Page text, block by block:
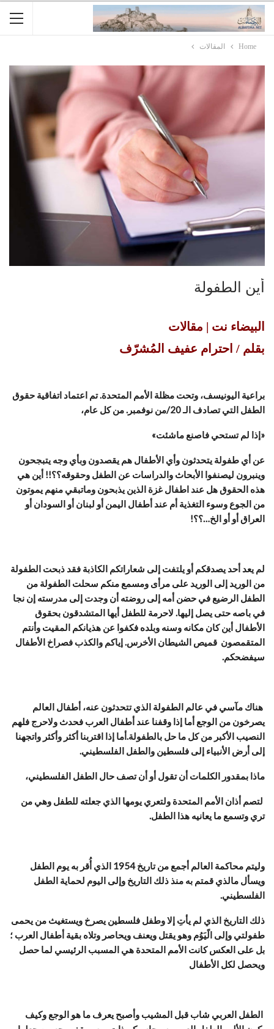
Home المقالات
أين الطفولة
البيضاء نت | مقالات
بقلم / احترام عفيف المُشرّف
براعية اليونيسف، وتحت مظلة الأمم المتحدة. تم اعتماد اتفاقية حقوق
الطفل التي تصادف الـ 20/من نوفمبر. من كل عام،
«إذا لم تستحي فاصنع ماشئت»
عن أي طفولة يتحدثون وأي الأطفال هم يقصدون وبأي وجه يتبجحون
وينبرون ليصنفوا الأبحاث والدراسات عن الطفل وحقوقه؟؟!! أين هي
هذه الحقوق هل عند اطفال غزة الذين يذبحون وماتبقي منهم يموتون
من الجوع وسوء التغذية أم عند أطفال اليمن أو لبنان أو السودان أو
العراق أو أو الخ…؟؟!
لم يعد أحد يصدقكم أو يلتفت إلى شعاراتكم الكاذبة فقد ذبحت الطفولة
من الوريد إلى الوريد على مرأى ومسمع منكم سحلت الطفولة من
الطفل الرضيع في حضن أمه إلى روضته أن وجدت إلى مدرسته إن نجا
في باصه حتى يصل إليها. لاحرمة للطفل أيها المتشدقون بحقوق
الأطفال أين كان مكانه وسنه وبلده فكفوا عن هذيانكم المقيت وأنتم
المتقمصون قميص الشيطان الأخرس. إياكم والكذب فصراخ الأطفال
سيفضحكم.
هناك مآسي في عالم الطفولة الذي تتحدثون عنه، أطفال العالم
يصرخون من الوجع أما إذا وقفنا عند أطفال العرب فحدث ولاحرج فلهم
النصيب الأكبر من كل ما حل بالطفولة.أما إذا اقتربنا أكثر وأكثر واتجهنا
إلى أرض الأنبياء إلى فلسطين والطفل الفلسطيني.
ماذا بمقدور الكلمات أن تقول أو أن تصف حال الطفل الفلسطيني،
لتصم أذان الأمم المتحدة ولتعري يومها الذي جعلته للطفل وهي من
تري وتسمع ما يعانيه هذا الطفل.
وليتم محاكمة العالم أجمع من تاريخ 1954 الذي أُقر به يوم الطفل
ويسأل مالذي قمتم به منذ ذلك التاريخ وإلى اليوم لحماية الطفل
الفلسطيني.
ذلك التاريخ الذي لم يأتِ إلا وطفل فلسطين يصرخ ويستغيث من يحمى
طفولتي وإلى الًيَوُم وهو يقتل ويعنف ويحاصر وتلاه بقية أطفال العرب ؛
بل على العكس كانت الأمم المتحدة هي المسبب الرئيسي لما حصل
ويحصل لكل الأطفال
الطفل العربي شاب قبل المشيب وأصبح يعرف ما هو الوجع وكيف